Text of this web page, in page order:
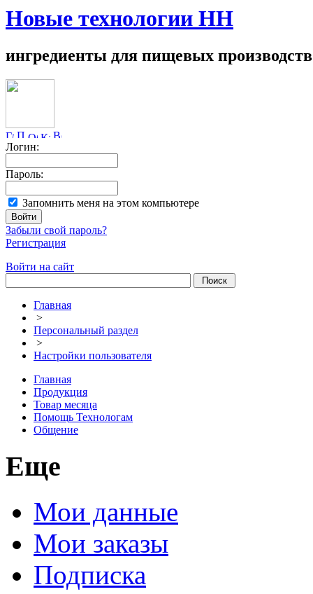
Новые технологии НН
ингредиенты для пищевых производств
Логин:
Пароль:
Запомнить меня на этом компьютере
Забыли свой пароль?
Регистрация
Войти на сайт
Главная
>
Персональный раздел
>
Настройки пользователя
Главная
Продукция
Товар месяца
Помощь Технологам
Общение
Еще
Мои данные
Мои заказы
Подписка